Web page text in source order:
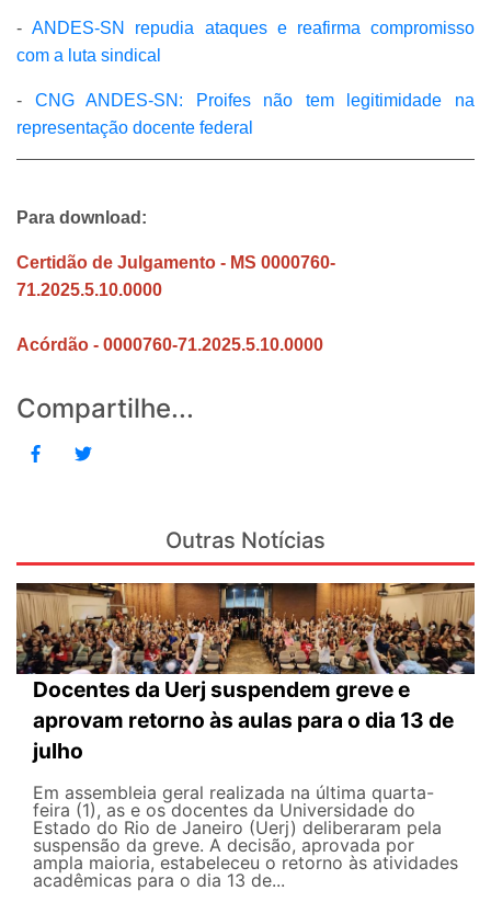
-ANDES-SN repudia ataques e reafirma compromisso
com a luta sindical
- CNG ANDES-SN: Proifes não tem legitimidade na
representação docente federal
Para download:
Certidão de Julgamento - MS 0000760-
71.2025.5.10.0000
Acórdão - 0000760-71.2025.5.10.0000
Compartilhe...
Outras Notícias
Docentes da Uerj suspendem greve e
aprovam retorno às aulas para o dia 13 de
julho
Em assembleia geral realizada na última quarta-
feira (1), as e os docentes da Universidade do
Estado do Rio de Janeiro (Uerj) deliberaram pela
suspensão da greve. A decisão, aprovada por
ampla maioria, estabeleceu o retorno às atividades
acadêmicas para o dia 13 de...